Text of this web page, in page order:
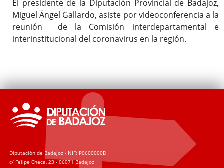
El presidente de la Diputación Provincial de Badajoz,
Miguel Ángel Gallardo, asiste por videoconferencia a la
reunión de la Comisión interdepartamental e
interinstitucional del coronavirus en la región.
Diputación de Badajoz - NIF: P0600000D
c/ Felipe Checa, 23 - 06071 Badajoz